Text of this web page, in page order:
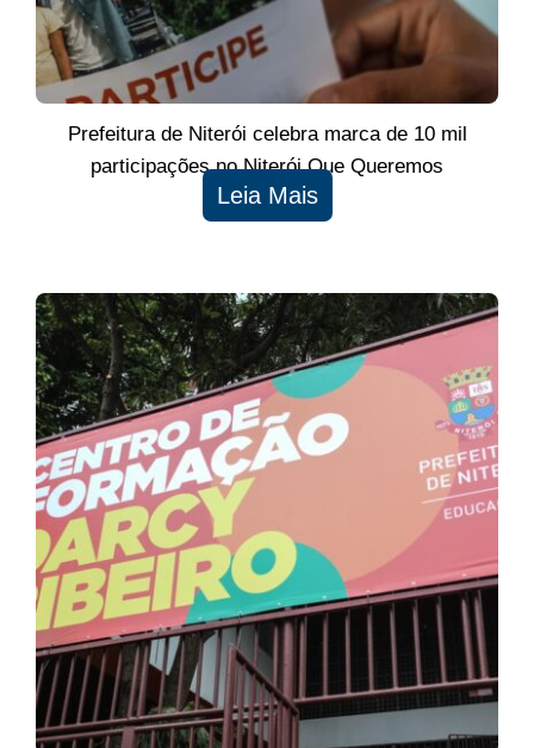
Prefeitura de Niterói celebra marca de 10 mil
participações no Niterói Que Queremos
Leia Mais